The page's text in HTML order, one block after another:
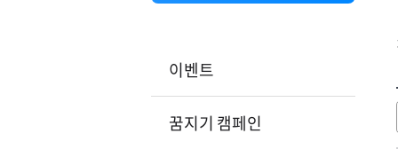
이벤트
꿈지기 캠페인